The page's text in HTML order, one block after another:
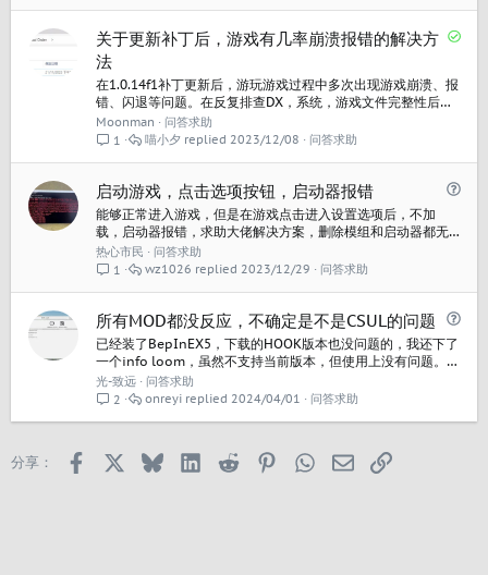
车、电动滑板车、自行车头盔...
已
关于更新补丁后，游戏有几率崩溃报错的解决方
法
在1.0.14f1补丁更新后，游玩游戏过程中多次出现游戏崩溃、报
错、闪退等问题。在反复排查DX，系统，游戏文件完整性后，
基本确定是整个游戏缓存存在问题。 有类似问题的小伙伴可以
尝试删除下面路径内的天际线2缓存。 ！！！！注意保存文件夹
C:\Users\XXXX\AppData\LocalLow\Colossal Order
Moonman
问答求助
1
问答求助
2023/12/08
喵小夕
问
启动游戏，点击选项按钮，启动器报错
能够正常进入游戏，但是在游戏点击进入设置选项后，不加
载，启动器报错，求助大佬解决方案，删除模组和启动器都无
法解决。
热心市民
问答求助
1
问答求助
2023/12/29
wz1026
问
所有MOD都没反应，不确定是不是CSUL的问题
已经装了BepInEX5，下载的HOOK版本也没问题的，我还下了
一个info loom，虽然不支持当前版本，但使用上没有问题。还
有一个人口再平衡模组。这三个模组一开始能用，没有问题。
这几个模组都是我手动装的，不是CSUL里自动装的。 后来我装
光-致远
问答求助
2
问答求助
2024/04/01
onreyi
分享： Facebook BlueskyLinkedIn
Reddit PinterestWhatsApp
邮箱 链接